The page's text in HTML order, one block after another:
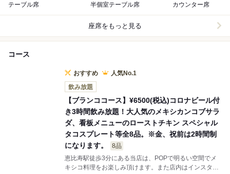
テーブル席 半個室テーブル席 カウンター席
座席をもっと見る
コース
おすすめ
人気No.1
飲み放題
【ブランココース】¥6500(税込)コロナビール付
き3時間飲み放題！大人気のメキシカンコブサラ
ダ、看板メニューのローストチキン スペシャル
タコスプレート等全8品。※金、祝前は2時間制
になります。
8品
恵比寿駅徒歩3分にある当店は、POPで明るい空間でメ
キシコ料理をお楽しみ頂けます。また店内はインスタ映